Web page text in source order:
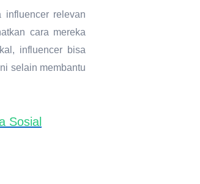
influencer relevan
cara mereka
influencer bisa
selain membantu
Sosial